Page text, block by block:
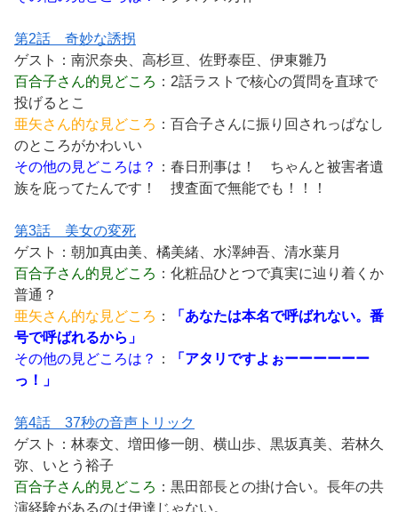
第2話 奇妙な誘拐
ゲスト：南沢奈央、高杉亘、佐野泰臣、伊東雛乃
百合子さん的見どころ ：2話ラストで核心の質問を直球で
投げるとこ
亜矢さん的な見どころ ：百合子さんに振り回されっぱなし
のところがかわいい
その他の見どころは？
：春日刑事は！ ちゃんと被害者遺
族を庇ってたんです！ 捜査面で無能でも！！！
第3話 美女の変死
ゲスト：朝加真由美、橘美緒、水澤紳吾、清水葉月
百合子さん的見どころ ：化粧品ひとつで真実に辿り着くか
普通？
亜矢さん的な見どころ ：
「あなたは本名で呼ばれない。番
号で呼ばれるから」
その他の見どころは？
：
「アタリですよぉーーーーーー
っ！」
第4話 37秒の音声トリック
ゲスト：林泰文、増田修一朗、横山歩、黒坂真美、若林久
弥、いとう裕子
百合子さん的見どころ ：黒田部長との掛け合い。長年の共
演経験があるのは伊達じゃない。